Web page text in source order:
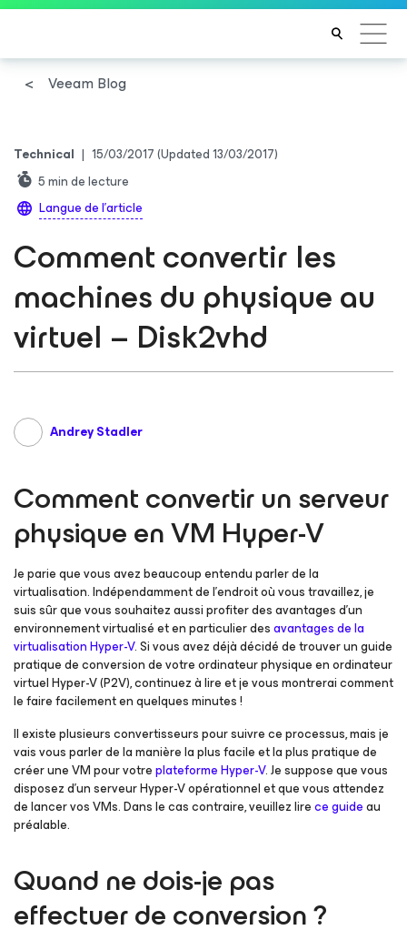
Veeam Blog
Technical | 15/03/2017(Updated 13/03/2017)
5min de lecture
Langue de l'article
Comment convertir les
machines du physique au
virtuel – Disk2vhd
Andrey Stadler
Comment convertir un serveur
physique en VM Hyper-V
Je parie que vous avez beaucoup entendu parler de la
virtualisation. Indépendamment de l’endroit où vous travaillez, je
suis sûr que vous souhaitez aussi profiter des avantages d’un
environnement virtualisé et en particulier desavantages de la
virtualisation Hyper-V. Si vous avez déjà décidé de trouver un guide
pratique de conversion de votre ordinateur physique en ordinateur
virtuel Hyper-V (P2V), continuez à lire et je vous montrerai comment
le faire facilement en quelques minutes !
Il existe plusieurs convertisseurs pour suivre ce processus, mais je
vais vous parler de la manière la plus facile et la plus pratique de
créer une VM pour votreplateforme Hyper-V. Je suppose que vous
disposez d’un serveur Hyper-V opérationnel et que vous attendez
de lancer vos VMs. Dans le cas contraire, veuillez lirece guideau
préalable.
Quand ne dois-je pas
effectuer de conversion ?